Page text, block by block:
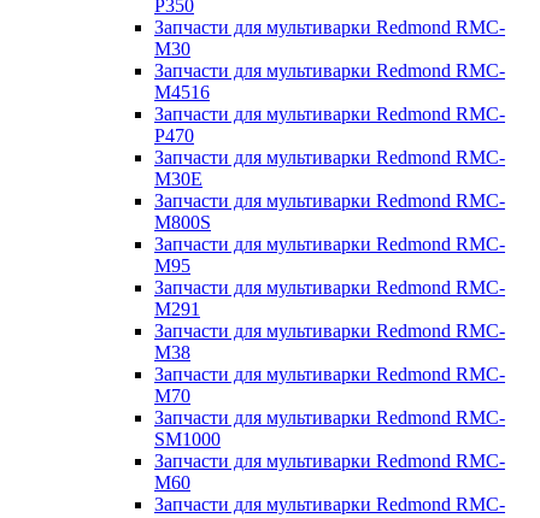
P350
Запчасти для мультиварки Redmond RMC-
M30
Запчасти для мультиварки Redmond RMC-
M4516
Запчасти для мультиварки Redmond RMC-
P470
Запчасти для мультиварки Redmond RMC-
M30E
Запчасти для мультиварки Redmond RMC-
M800S
Запчасти для мультиварки Redmond RMC-
M95
Запчасти для мультиварки Redmond RMC-
M291
Запчасти для мультиварки Redmond RMC-
M38
Запчасти для мультиварки Redmond RMC-
M70
Запчасти для мультиварки Redmond RMC-
SM1000
Запчасти для мультиварки Redmond RMC-
M60
Запчасти для мультиварки Redmond RMC-